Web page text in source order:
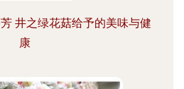
井之绿花菇给予的美味与健
康